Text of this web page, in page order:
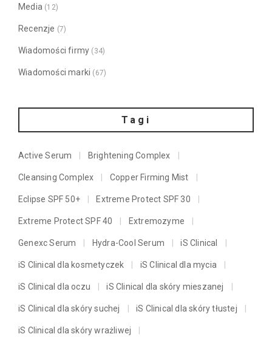
Media (12)
Recenzje (7)
Wiadomości firmy (34)
Wiadomości marki (67)
Tagi
Active Serum Brightening Complex
Cleansing Complex Copper Firming Mist
Eclipse SPF 50+ Extreme Protect SPF 30
Extreme Protect SPF 40 Extremozyme
Genexc Serum Hydra-Cool Serum iS Clinical
iS Clinical dla kosmetyczek iS Clinical dla mycia
iS Clinical dla oczu iS Clinical dla skóry mieszanej
iS Clinical dla skóry suchej iS Clinical dla skóry tłustej
iS Clinical dla skóry wrażliwej